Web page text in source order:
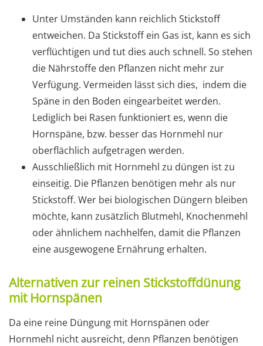
Unter Umständen kann reichlich Stickstoff
entweichen. Da Stickstoff ein Gas ist, kann es sich
verflüchtigen und tut dies auch schnell. So stehen
die Nährstoffe den Pflanzen nicht mehr zur
Verfügung. Vermeiden lässt sich dies, indem die
Späne in den Boden eingearbeitet werden.
Lediglich bei Rasen funktioniert es, wenn die
Hornspäne, bzw. besser das Hornmehl nur
oberflächlich aufgetragen werden.
Ausschließlich mit Hornmehl zu düngen ist zu
einseitig. Die Pflanzen benötigen mehr als nur
Stickstoff. Wer bei biologischen Düngern bleiben
möchte, kann zusätzlich Blutmehl, Knochenmehl
oder ähnlichem nachhelfen, damit die Pflanzen
eine ausgewogene Ernährung erhalten.
Alternativen zur reinen Stickstoffdünung
mit Hornspänen
Da eine reine Düngung mit Hornspänen oder
Hornmehl nicht ausreicht, denn Pflanzen benötigen